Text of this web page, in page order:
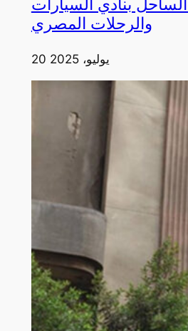
بنادي السيارات
والرحلات المصري
20 يوليو، 2025